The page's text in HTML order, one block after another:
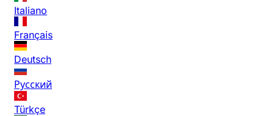
Italiano
Français
Deutsch
Русский
Türkçe